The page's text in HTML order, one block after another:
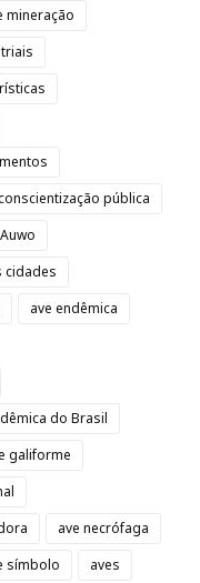
mineração
pública
Auwo
cidades
ave endêmica
do Brasil
galiforme
ave necrófaga
símbolo
aves